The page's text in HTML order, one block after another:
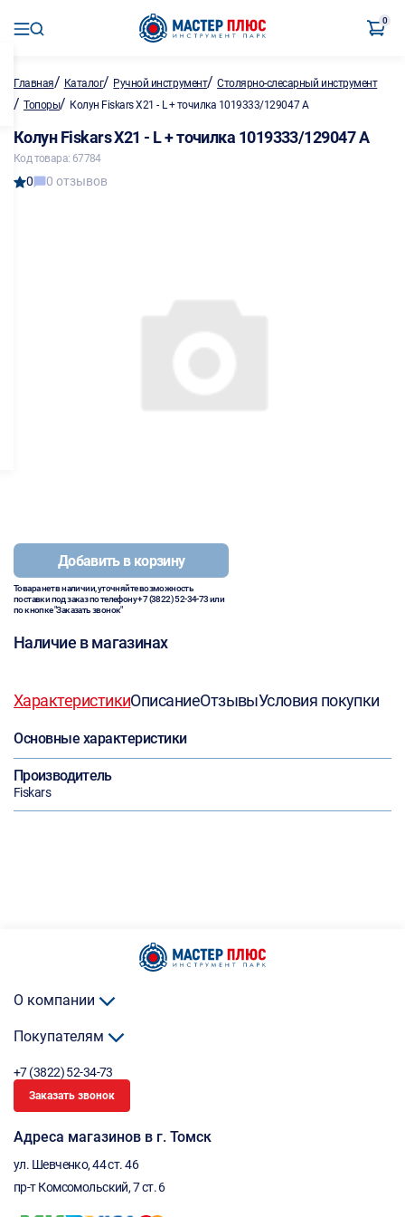
0
Главная/ Каталог/ Ручной инструмент/Столярно-слесарный инструмент
/ Топоры/ Колун Fiskars Х21 - L + точилка 1019333/129047 А
Колун Fiskars Х21 - L + точилка 1019333/129047 А
Код товара: 67784
0 0 отзывов
Добавить в корзину
Товара нет в наличии, уточняйте возможность
поставки под заказ по телефону+7 (3822) 52-34-73или
по кнопке "Заказать звонок"
Наличие в магазинах
ХарактеристикиОписаниеОтзывыУсловия покупки
Основные характеристики
Производитель
Fiskars
О компании
Покупателям
+7 (3822) 52-34-73
Заказать звонок
Адреса магазинов в г. Томск
ул. Шевченко, 44 ст. 46
пр-т Комсомольский, 7 ст. 6